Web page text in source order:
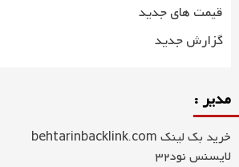
قیمت های جدید
گزارش جدید
مدیر :
خرید بک لینک behtarinbacklink.com
لایسنس نود32